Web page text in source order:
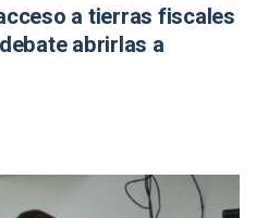
a tierras fiscales
abrirlas a